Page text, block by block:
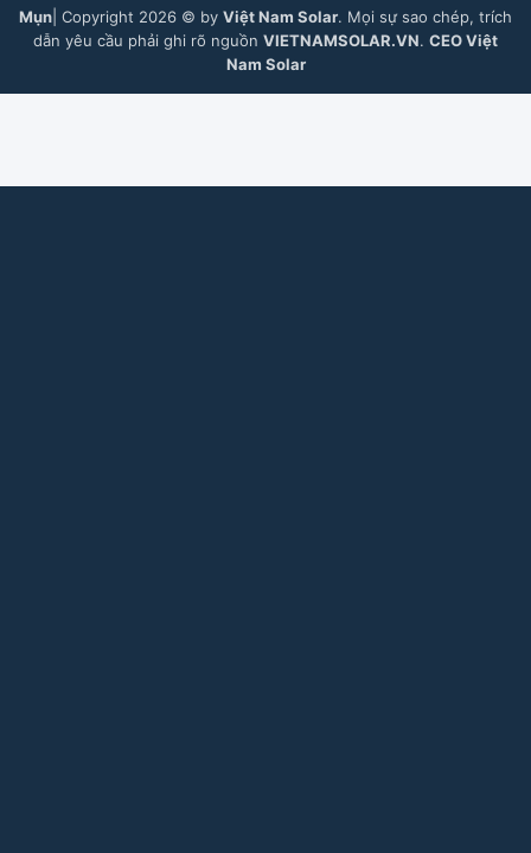
Mụn | Copyright 2026 © by Việt Nam Solar. Mọi sự sao chép, trích
dẫn yêu cầu phải ghi rõ nguồn VIETNAMSOLAR.VN. CEO Việt
Nam Solar